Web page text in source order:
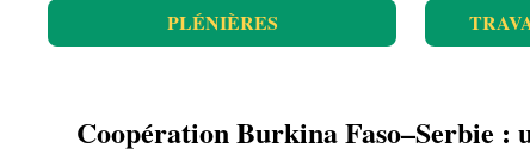
PLÉNIÈRES
Coopération Burkina Faso–Serbie :